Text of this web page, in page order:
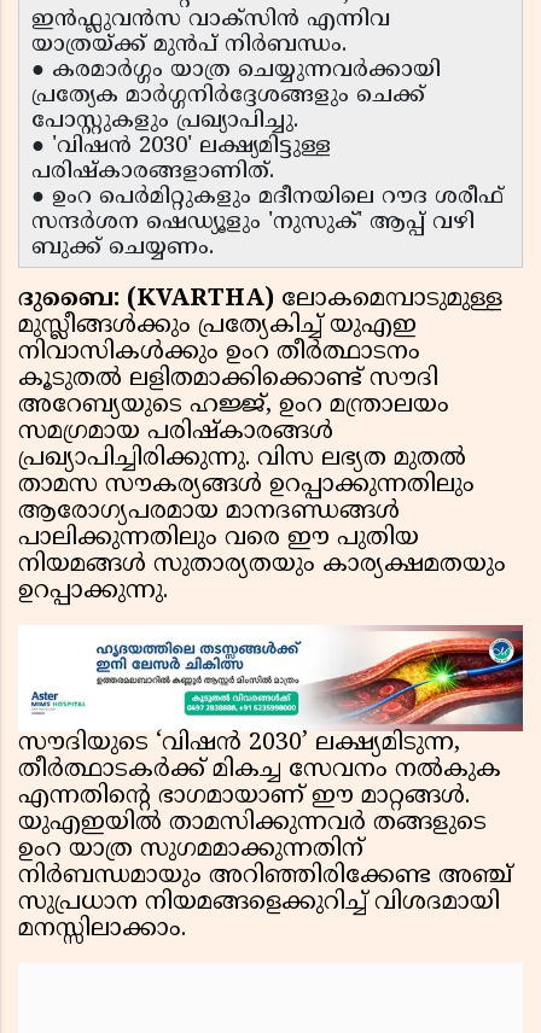
ഇൻഫ്ലുവൻസ വാക്സിൻ എന്നിവ
യാത്രയ്ക്ക് മുൻപ് നിർബന്ധം.
● കരമാർഗ്ഗം യാത്ര ചെയ്യുന്നവർക്കായി
പ്രത്യേക മാർഗ്ഗനിർദ്ദേശങ്ങളും ചെക്ക്
പോസ്റ്റുകളും പ്രഖ്യാപിച്ചു.
● 'വിഷൻ 2030' ലക്ഷ്യമിട്ടുള്ള
പരിഷ്കാരങ്ങളാണിത്.
● ഉംറ പെർമിറ്റുകളും മദീനയിലെ റൗദ ശരീഫ്
സന്ദർശന ഷെഡ്യൂളും 'നുസുക്' ആപ്പ് വഴി
ബുക്ക് ചെയ്യണം.
ദുബൈ: (KVARTHA) ലോകമെമ്പാടുമുള്ള
മുസ്ലീങ്ങൾക്കും പ്രത്യേകിച്ച് യുഎഇ
നിവാസികൾക്കും ഉംറ തീർത്ഥാടനം
കൂടുതൽ ലളിതമാക്കിക്കൊണ്ട് സൗദി
അറേബ്യയുടെ ഹജ്ജ്, ഉംറ മന്ത്രാലയം
സമഗ്രമായ പരിഷ്കാരങ്ങൾ
പ്രഖ്യാപിച്ചിരിക്കുന്നു. വിസ ലഭ്യത മുതൽ
താമസ സൗകര്യങ്ങൾ ഉറപ്പാക്കുന്നതിലും
ആരോഗ്യപരമായ മാനദണ്ഡങ്ങൾ
പാലിക്കുന്നതിലും വരെ ഈ പുതിയ
നിയമങ്ങൾ സുതാര്യതയും കാര്യക്ഷമതയും
ഉറപ്പാക്കുന്നു.
സൗദിയുടെ ‘വിഷൻ 2030’ ലക്ഷ്യമിടുന്ന,
തീർത്ഥാടകർക്ക് മികച്ച സേവനം നൽകുക
എന്നതിന്റെ ഭാഗമായാണ് ഈ മാറ്റങ്ങൾ.
യുഎഇയിൽ താമസിക്കുന്നവർ തങ്ങളുടെ
ഉംറ യാത്ര സുഗമമാക്കുന്നതിന്
നിർബന്ധമായും അറിഞ്ഞിരിക്കേണ്ട അഞ്ച്
സുപ്രധാന നിയമങ്ങളെക്കുറിച്ച് വിശദമായി
മനസ്സിലാക്കാം.